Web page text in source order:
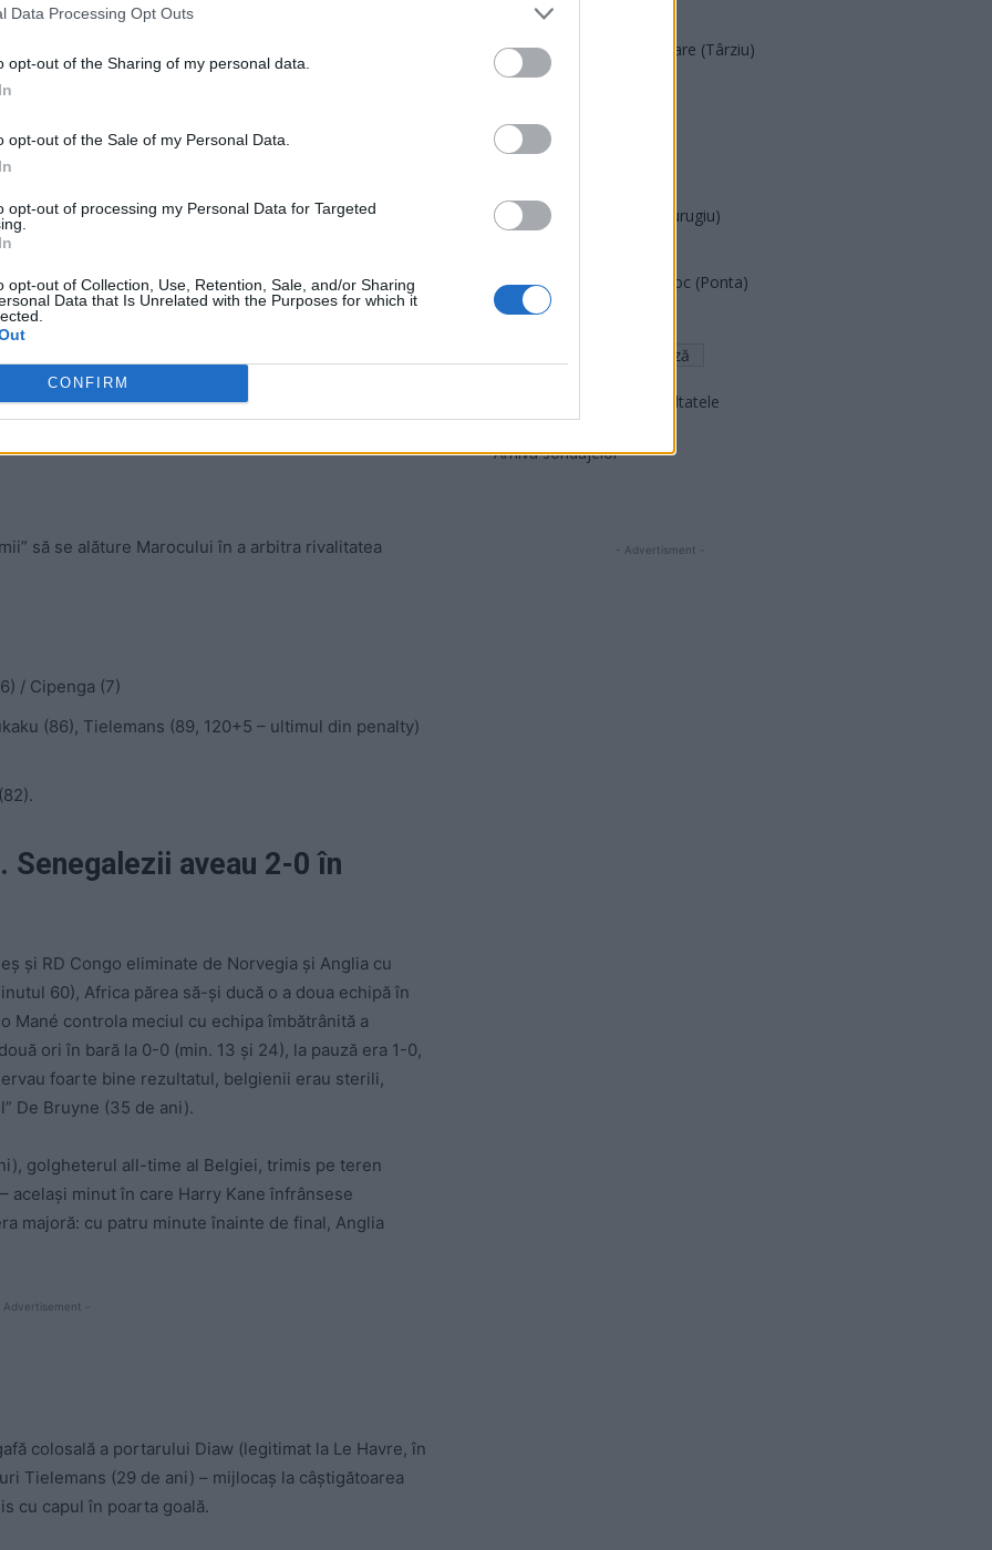
Data Processing Opt Outs
opt-out of the Sharing of my personal data.
opt-out of the Sale of my Personal Data.
opt-out of processing my Personal Data for Targeted
opt-out of Collection, Use, Retention, Sale, and/or Sharing
Data that Is Unrelated with the Purposes for which it
CONFIRM
care-și promovează în ”optimi” alte două echipe
treia (Elveția, care are duel cu Algeria).
sâmbătă, e ofertantă pentru America de Sud:
(cu Capul Verde), iar Columbia e favorită în fața
-
să se alăture Marocului în a arbitra rivalitatea
/ Cipenga (7)
(86), Tielemans (89, 120+5 – ultimul din penalty)
aveau 2-0 în
și RD Congo eliminate de Norvegia și Anglia cu
60), Africa părea să-și ducă o a doua echipă în
Mané controla meciul cu echipa îmbătrânită a
ori în bară la 0-0 (min. 13 și 24), la pauză era 1-0,
foarte bine rezultatul, belgienii erau sterili,
De Bruyne (35 de ani).
golgheterul all-time al Belgiei, trimis pe teren
același minut în care Harry Kane înfrânsese
majoră: cu patru minute înainte de final, Anglia
Advertisement -
colosală a portarului Diaw (legitimat la Le Havre, în
Tielemans (29 de ani) – mijlocaș la câștigătoarea
cu capul în poarta goală.
PACE (Peia)
Acțiunea Conservatoare (Târziu)
PDF (Lazarus)
PNȚCD (Pavelescu)
Partidul Patrioților (Surugiu)
România pe Primul Loc (Ponta)
Altul
Arată rezultatele
Arhiva sondajelor
- Advertisment -